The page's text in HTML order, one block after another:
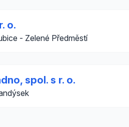
o.
- Zelené Předměstí
spol. s r. o.